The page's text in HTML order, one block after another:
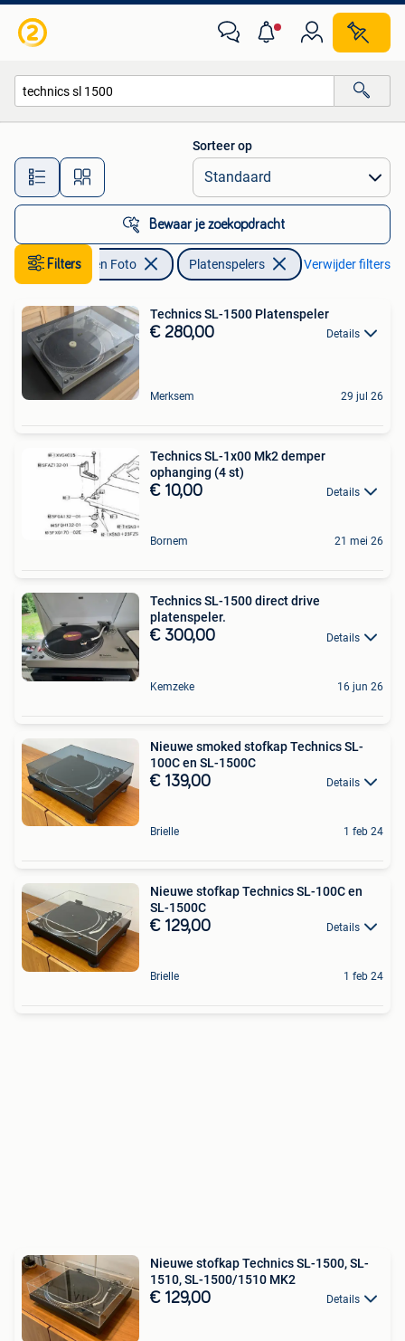
Alle afstanden…
Sorteer op
Bewaar je zoekopdracht
Filters
Audio, Tv en Foto Platenspelers Verwijder filters
Technics SL-1500 Platenspeler
€ 280,00 Details
Merksem 29 jul 26
Technics SL-1x00 Mk2 demper
ophanging (4 st)
€ 10,00 Details
Bornem 21 mei 26
Technics SL-1500 direct drive
platenspeler.
€ 300,00 Details
Kemzeke 16 jun 26
Nieuwe smoked stofkap Technics SL-
100C en SL-1500C
€ 139,00 Details
Brielle 1 feb 24
Nieuwe stofkap Technics SL-100C en
SL-1500C
€ 129,00 Details
Brielle 1 feb 24
Nieuwe stofkap Technics SL-1500, SL-
1510, SL-1500/1510 MK2
€ 129,00 Details